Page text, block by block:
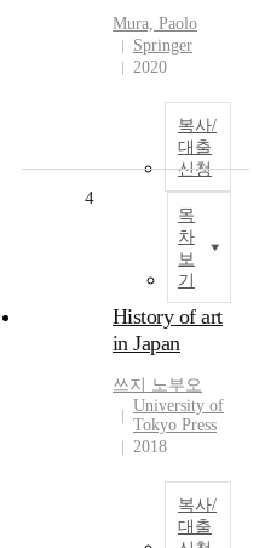
Mura, Paolo
Springer
2020
복사/
대출
신청
목
차
보
기
4
History of art
in Japan
쓰지 노부오
University of
Tokyo Press
2018
복사/
대출